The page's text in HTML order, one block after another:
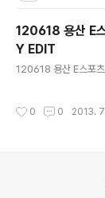
120618 용산 E
Y EDIT
120618 용산 E스포
0 0 2013.